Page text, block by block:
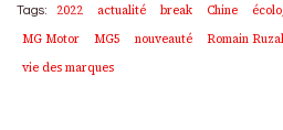
Tags: 2022 actualité break Chine
MG Motor
MG5 nouveauté Romain Ruzal
vie des marques